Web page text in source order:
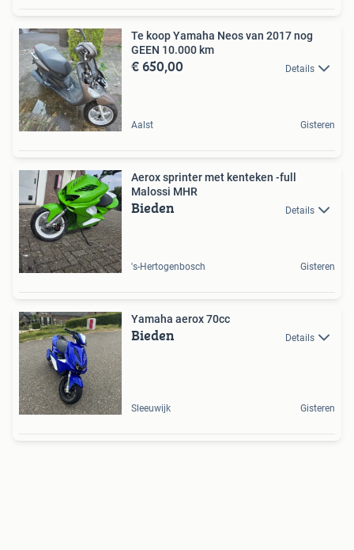
Te koop Yamaha Neos van 2017 nog
GEEN 10.000 km
€ 650,00 Details
Aalst Gisteren
Aerox sprinter met kenteken -full
Malossi MHR
Bieden Details
's-Hertogenbosch Gisteren
Yamaha aerox 70cc
Bieden Details
Sleeuwijk Gisteren